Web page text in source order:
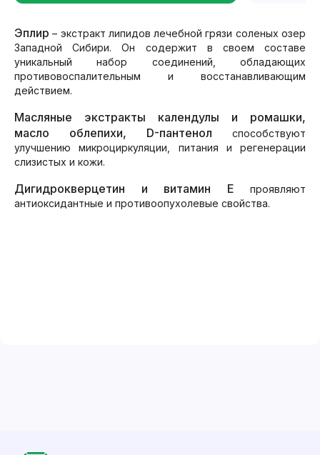
Эплир– экстракт липидов лечебной грязи соленых озер
Западной Сибири. Он содержит в своем составе
уникальный набор соединений, обладающих
противовоспалительным и восстанавливающим
действием.
Масляные экстракты календулы и ромашки,
масло облепихи, D-пантенол способствуют
улучшению микроциркуляции, питания и регенерации
слизистых и кожи.
Дигидрокверцетин и витамин Е проявляют
антиоксидантные и противоопухолевые свойства.